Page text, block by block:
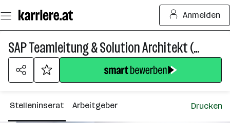
Seiteninhalt
springen
Anmelden
SAP Teamleitung & Solution Architekt (m/w/d)
Stelleninserat Arbeitgeber Drucken